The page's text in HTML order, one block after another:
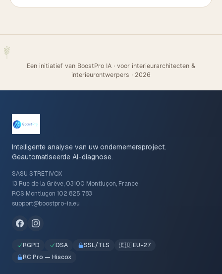
Een initiatief van BoostPro IA · voor interieurarchitecten &
interieurontwerpers · 2026
Intelligente analyse van uw ondernemersproject.
Geautomatiseerde AI-diagnose.
SASU STRETIVOX
13 Rue de la Grève, 03100 Montluçon, France
RCS Montluçon 102 825 783
support@boostpro-ia.eu
RGPD DSA SSL/TLS
🇪🇺 EU-27
RC Pro — Hiscox